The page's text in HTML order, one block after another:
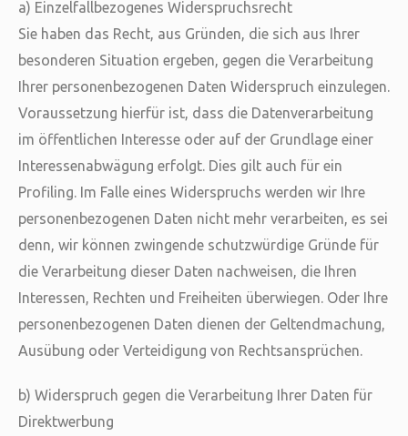
a) Einzelfallbezogenes Widerspruchsrecht
Sie haben das Recht, aus Gründen, die sich aus Ihrer
besonderen Situation ergeben, gegen die Verarbeitung
Ihrer personenbezogenen Daten Widerspruch einzulegen.
Voraussetzung hierfür ist, dass die Datenverarbeitung
im öffentlichen Interesse oder auf der Grundlage einer
Interessenabwägung erfolgt. Dies gilt auch für ein
Profiling. Im Falle eines Widerspruchs werden wir Ihre
personenbezogenen Daten nicht mehr verarbeiten, es sei
denn, wir können zwingende schutzwürdige Gründe für
die Verarbeitung dieser Daten nachweisen, die Ihren
Interessen, Rechten und Freiheiten überwiegen. Oder Ihre
personenbezogenen Daten dienen der Geltendmachung,
Ausübung oder Verteidigung von Rechtsansprüchen.
b) Widerspruch gegen die Verarbeitung Ihrer Daten für
Direktwerbung